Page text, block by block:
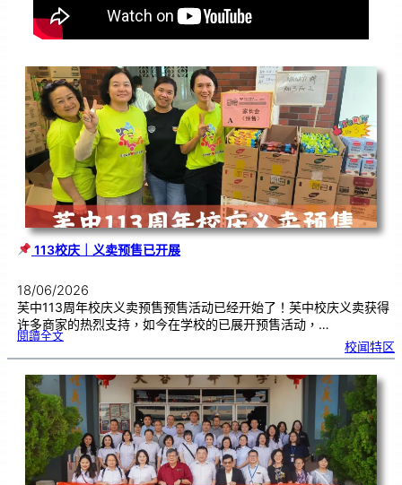
113校庆｜义卖预售已开展
18/06/2026
芙中113周年校庆义卖预售预售活动已经开始了！芙中校庆义卖获得
许多商家的热烈支持，如今在学校的已展开预售活动，…
閱讀全文:
1
校
庆
｜
义
卖
预
售
已
开
展
校闻特区